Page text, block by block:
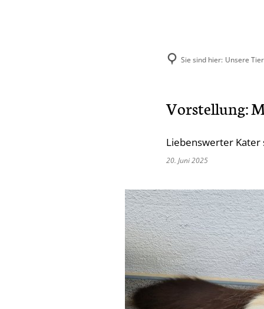
Aktuelles
Sie sind hier: Unsere
Vorstellung:
Liebenswerter Kater
20. Juni 2025